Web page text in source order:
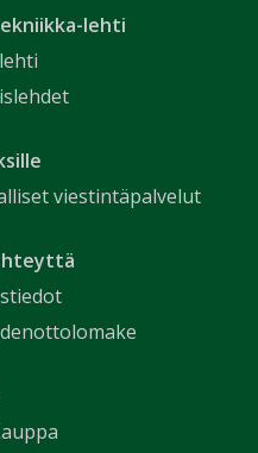
lehti
viestintäpalvelut